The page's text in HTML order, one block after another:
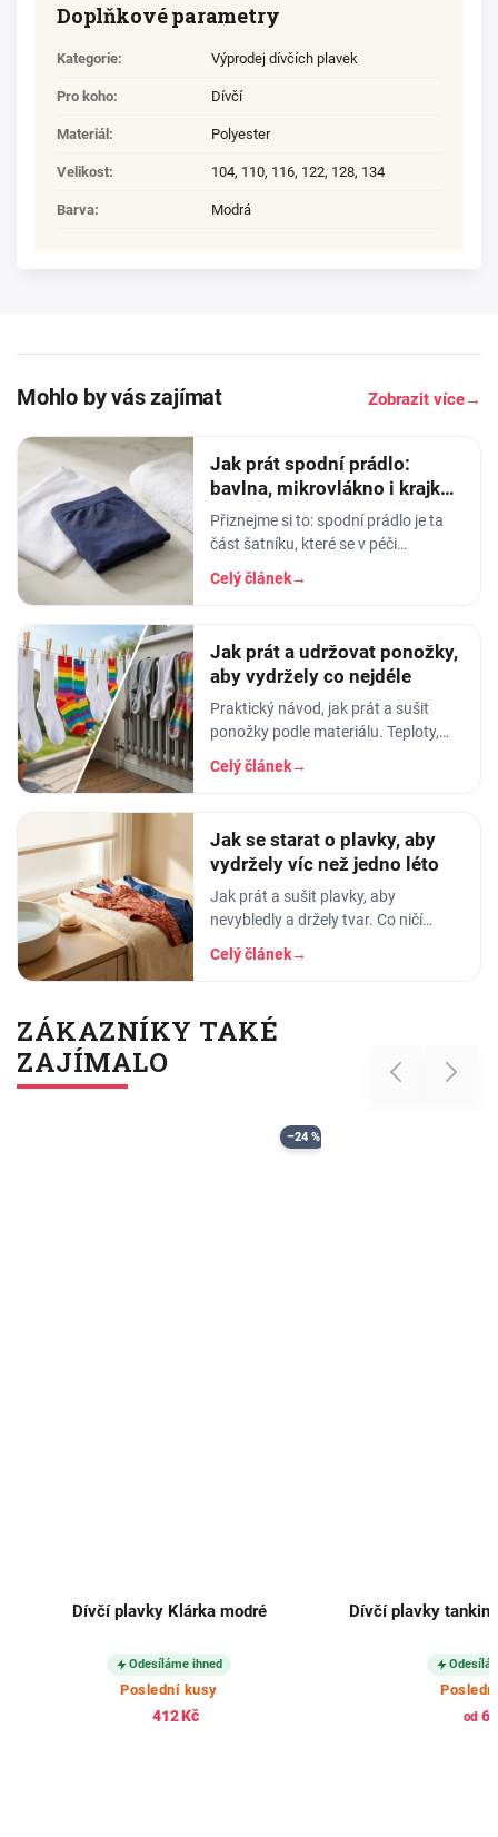
Doplňkové parametry
Kategorie: Výprodej dívčích plavek
Pro koho: Dívčí
Materiál: Polyester
Velikost: 104, 110, 116, 122, 128, 134
Barva: Modrá
Mohlo by vás zajímat Zobrazit více→
Jak prát spodní prádlo:
bavlna, mikrovlákno i krajka,
aby vydrželo
Přiznejme si to: spodní prádlo je ta
část šatníku, které se v péči
pračky se vším ostatním, dáme
Celý článek→
Jak prát a udržovat ponožky,
aby vydržely co nejdéle
Praktický návod, jak prát a sušit
ponožky podle materiálu. Teploty,
tak sražení, trhání a ztrátě tvaru.
Celý článek→
Jak se starat o plavky, aby
vydržely víc než jedno léto
Jak prát a sušit plavky, aby
nevybledly a držely tvar. Co ničí
tři nejčastější chyby v péči o plavky.
Celý článek→
ZÁKAZNÍKY TAKÉ
ZAJÍMALO
Previous
–24 %
Dívčí plavky Klárka modré
Odesíláme ihned
Poslední kusy
412 Kč
Dívčí plavky
od
Next